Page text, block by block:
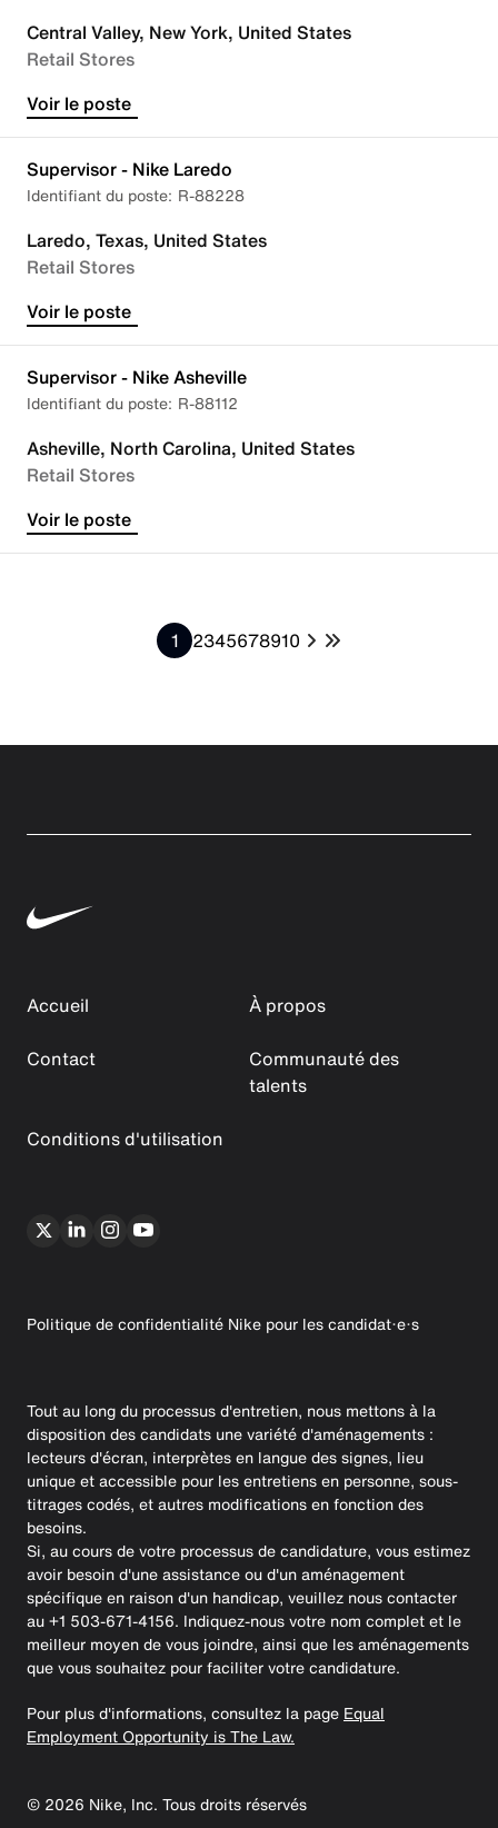
Central Valley, New York, United States
Retail Stores
Voir le poste
Supervisor - Nike Laredo
R-88228
Laredo, Texas, United States
Retail Stores
Voir le poste
Supervisor - Nike Asheville
R-88112
Asheville, North Carolina, United States
Retail Stores
Voir le poste
1 2345678910
Accueil
À propos
Contact
Communauté des
talents
Conditions d'utilisation
Politique de confidentialité Nike pour les candidat·e·s
Tout au long du processus d'entretien, nous mettons à la
disposition des candidats une variété d'aménagements :
lecteurs d'écran, interprètes en langue des signes, lieu
unique et accessible pour les entretiens en personne, sous-
titrages codés, et autres modifications en fonction des
besoins.
Si, au cours de votre processus de candidature, vous estimez
avoir besoin d'une assistance ou d'un aménagement
spécifique en raison d'un handicap, veuillez nous contacter
au +1 503-671-4156. Indiquez-nous votre nom complet et le
meilleur moyen de vous joindre, ainsi que les aménagements
que vous souhaitez pour faciliter votre candidature.
Pour plus d'informations, consultez la page Equal
Employment Opportunity is The Law.
© 2026 Nike, Inc. Tous droits réservés